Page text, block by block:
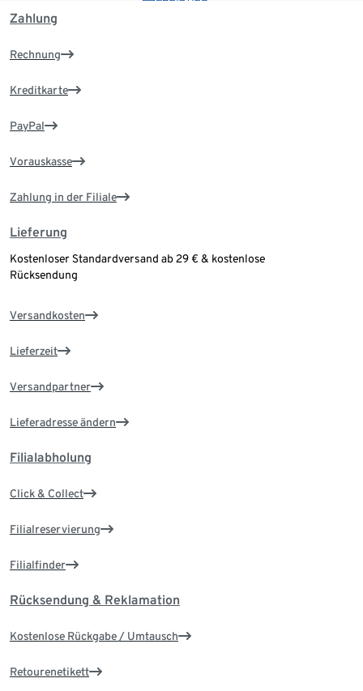
Zahlung
Rechnung
Kreditkarte
PayPal
Vorauskasse
Zahlung in der Filiale
Lieferung
Kostenloser Standardversand ab 29 € & kostenlose
Rücksendung
Versandkosten
Lieferzeit
Versandpartner
Lieferadresse ändern
Filialabholung
Click & Collect
Filialreservierung
Filialfinder
Rücksendung & Reklamation
Kostenlose Rückgabe / Umtausch
Retourenetikett